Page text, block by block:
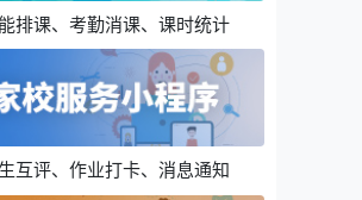
排课、考勤消课、课时统计
互评、作业打卡、消息通知